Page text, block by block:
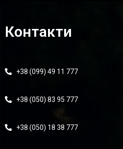
Контакти
+38 (099) 49 11 777
+38 (050) 83 95 777
+38 (050) 18 38 777